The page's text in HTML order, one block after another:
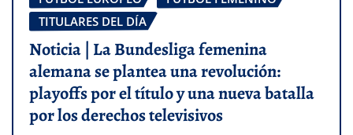
TITULARES DEL DÍA
Noticia | La Bundesliga femenina
alemana se plantea una revolución:
playoffs por el título y una nueva batalla
por los derechos televisivos